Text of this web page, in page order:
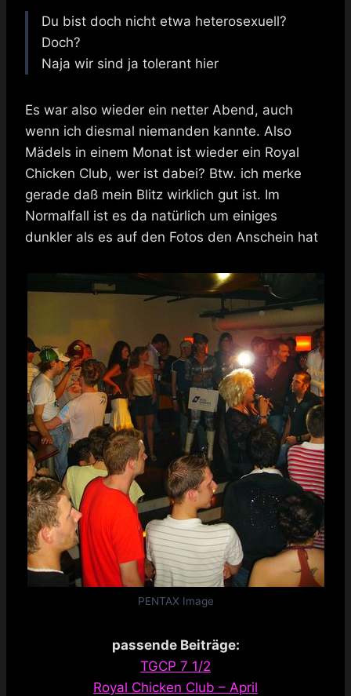
Du bist doch nicht etwa heterosexuell?
Doch?
Naja wir sind ja tolerant hier
Es war also wieder ein netter Abend, auch
wenn ich diesmal niemanden kannte. Also
Mädels in einem Monat ist wieder ein Royal
Chicken Club, wer ist dabei? Btw. ich merke
gerade daß mein Blitz wirklich gut ist. Im
Normalfall ist es da natürlich um einiges
dunkler als es auf den Fotos den Anschein hat
PENTAX Image
passende Beiträge:
TGCP 7 1/2
Royal Chicken Club – April